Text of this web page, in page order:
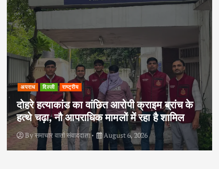
अपराध दिल्ली राष्ट्रीय
दोहरे हत्याकांड का वांछित आरोपी क्राइम ब्रांच के
हत्थे चढ़ा, नौ आपराधिक मामलों में रहा है शामिल
Byसमाचार वार्ता संवाददाता August 6, 2026